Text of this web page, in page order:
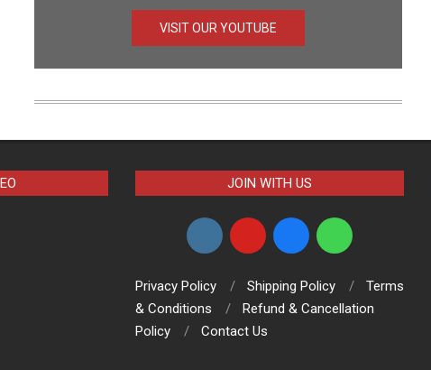
VISIT OUR YOUTUBE
JOIN WITH US
Privacy Policy Shipping Policy
Terms
& Conditions
Refund & Cancellation
Policy
Contact Us